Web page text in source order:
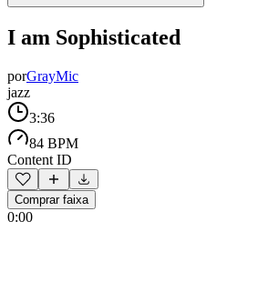
I am Sophisticated
porGrayMic
jazz
3:36
84 BPM
Content ID
Comprar faixa
0:00